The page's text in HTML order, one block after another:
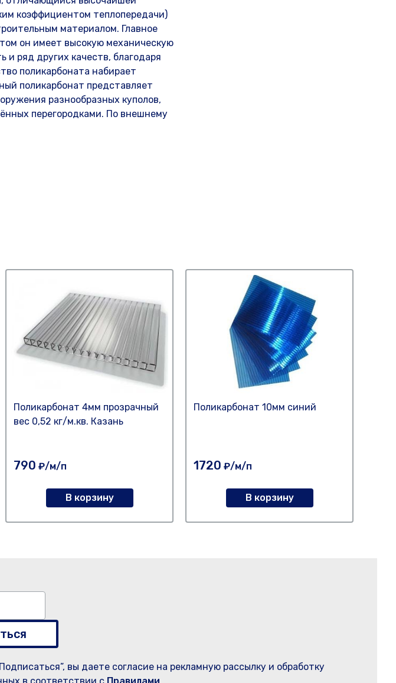
коэффициентом теплопередачи)
материалом. Главное
он имеет высокую механическую
и ряд других качеств, благодаря
поликарбоната набирает
поликарбонат представляет
разнообразных куполов,
перегородками. По внешнему
Поликарбонат 4мм прозрачный
вес 0,52 кг/м.кв. Казань
790 ₽/м/п
В корзину
Поликарбонат 10мм синий
1720 ₽/м/п
В корзину
вы даете согласие на рекламную рассылку и обработку